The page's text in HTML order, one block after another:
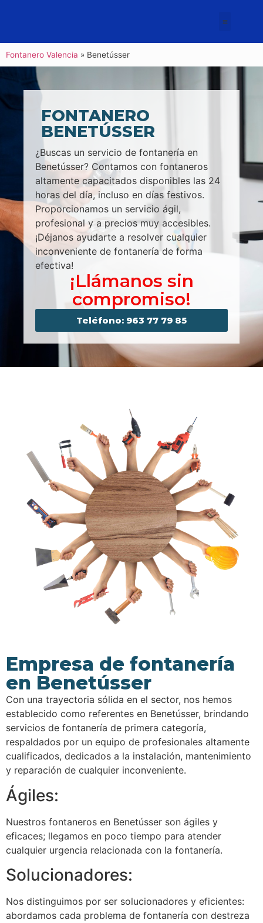
Fontanero Valencia » Benetússer
FONTANERO
BENETÚSSER
¿Buscas un servicio de fontanería en
Benetússer? Contamos con fontaneros
altamente capacitados disponibles las 24
horas del día, incluso en días festivos.
Proporcionamos un servicio ágil,
profesional y a precios muy accesibles.
¡Déjanos ayudarte a resolver cualquier
inconveniente de fontanería de forma
efectiva!
¡Llámanos sin
compromiso!
Teléfono: 963 77 79 85
Empresa de fontanería
en Benetússer
Con una trayectoria sólida en el sector, nos hemos
establecido como referentes en Benetússer, brindando
servicios de fontanería de primera categoría,
respaldados por un equipo de profesionales altamente
cualificados, dedicados a la instalación, mantenimiento
y reparación de cualquier inconveniente.
Ágiles:
Nuestros fontaneros en Benetússer son ágiles y
eficaces; llegamos en poco tiempo para atender
cualquier urgencia relacionada con la fontanería.
Solucionadores:
Nos distinguimos por ser solucionadores y eficientes:
abordamos cada problema de fontanería con destreza